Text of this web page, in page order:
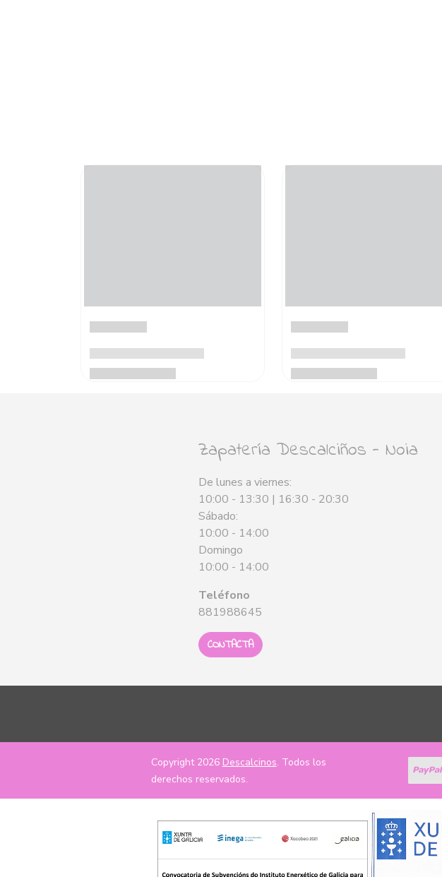
Zapatería Descalciños - Noia
De lunes a viernes:
10:00 - 13:30 | 16:30 - 20:30
Sábado:
10:00 - 14:00
Domingo
10:00 - 14:00
Teléfono
881988645
CONTACTA
Copyright 2026 Descalcinos. Todos los
derechos reservados.